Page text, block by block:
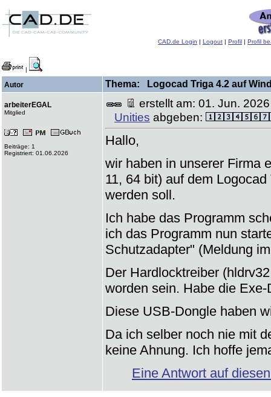
CAD.de Login | Logout | Profil | Profil
|
Autor Thema: Logocad Triga 4.2 auf
arbeiterEGAL
Mitglied
Beiträge: 1
Registriert: 01.06.2026
erstellt am: 01. Jun.
Unities abgeben:
Hallo,
wir haben in unserer Firma
11, 64 bit) auf dem
werden soll.
Ich habe das Programm
ich das Programm nun
Schutzadapter" (Meldung
Der Hardlocktreiber
worden sein. Habe die
Diese USB-Dongle haben
Da ich selber noch nie mit
keine Ahnung. Ich hoffe
Eine Antwort auf